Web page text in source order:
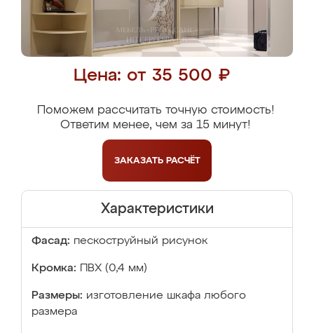
Цена: от 35 500 ₽
Поможем рассчитать точную стоимость!
Ответим менее, чем за 15 минут!
ЗАКАЗАТЬ РАСЧЁТ
Характеристики
Фасад: пескоструйный рисунок
Кромка: ПВХ (0,4 мм)
Размеры: изготовление шкафа любого
размера